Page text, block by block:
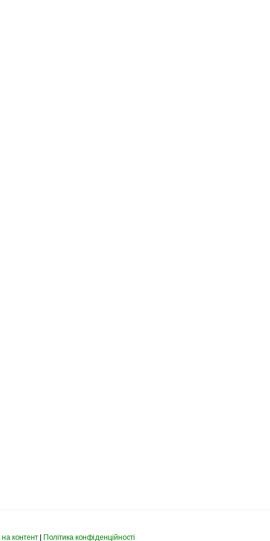
контент Політика конфіденційності